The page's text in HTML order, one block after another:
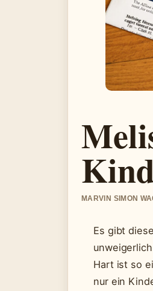
MARVIN SIMON
Es gibt
Hart ist so
nur ein